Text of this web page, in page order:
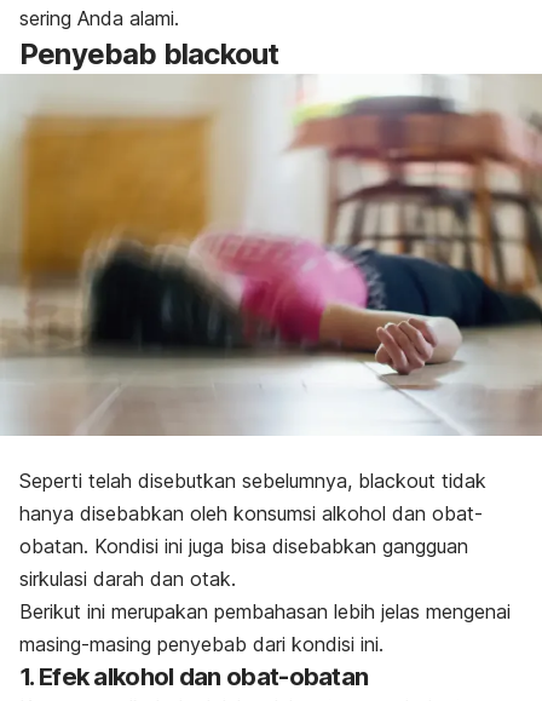
sering Anda alami.
Penyebab blackout
Seperti telah disebutkan sebelumnya, blackout tidak
hanya disebabkan oleh konsumsi alkohol dan obat-
obatan. Kondisi ini juga bisa disebabkan gangguan
sirkulasi darah dan otak.
Berikut ini merupakan pembahasan lebih jelas mengenai
masing-masing penyebab dari kondisi ini.
1. Efek alkohol dan obat-obatan